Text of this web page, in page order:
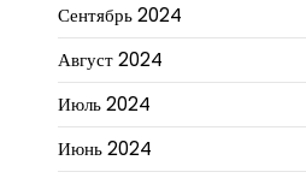
Сентябрь 2024
Август 2024
Июль 2024
Июнь 2024